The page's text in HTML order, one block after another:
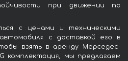
при движении по
с ценами и техническими
с доставкой его в
взять в аренду Мерседес-
комплектация, мы предлагаем